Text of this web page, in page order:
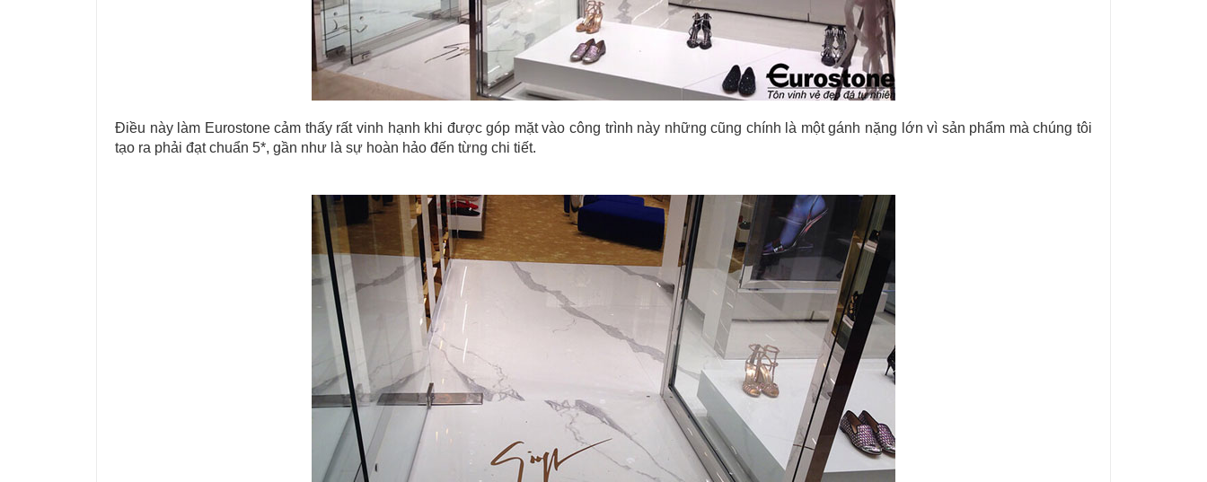
Điều này làm Eurostone cảm thấy rất vinh hạnh khi được góp mặt vào công trình này những cũng chính là một gánh nặng lớn vì sản phẩm mà chúng tôi
tạo ra phải đạt chuẩn 5*, gần như là sự hoàn hảo đến từng chi tiết.